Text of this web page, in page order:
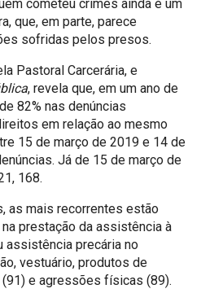
cometeu crimes ainda é um
que, em parte, parece
sofridas pelos presos.
Pastoral Carcerária, e
, revela que, em um ano de
82% nas denúncias
em relação ao mesmo
15 de março de 2019 e 14 de
Já de 15 de março de
168.
as mais recorrentes estão
prestação da assistência à
assistência precária no
vestuário, produtos de
e agressões físicas (89).